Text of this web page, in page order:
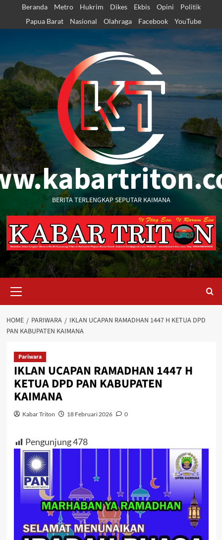
content
Beranda Metro Hukrim Dikes Ekbis Opini
Politik
Papua Barat
Nasional Olahraga Facebook YouTube
BERITA TERLENGKAP SEPUTAR KAIMANA
Menu
HOME PARIWARA
IKLAN UCAPAN RAMADHAN 1447 H KETUA DPD
PAN KABUPATEN KAIMANA
Pariwara
IKLAN UCAPAN RAMADHAN 1447 H
KETUA DPD PAN KABUPATEN
KAIMANA
Kabar Triton 18 Februari 2026 0
Pengunjung478